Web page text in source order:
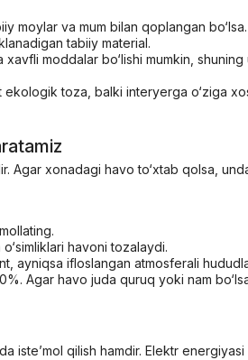
moylar va mum bilan qoplangan bo‘lsa.
tabiiy material.
moddalar bo‘lishi mumkin,
ekologik toza, balki interyerga o‘ziga
Agar xonadagi havo to‘xtab qolsa,
havoni tozalaydi.
ayniqsa ifloslangan atmosferali
Agar havo juda quruq yoki nam
iste’mol qilish hamdir. Elektr